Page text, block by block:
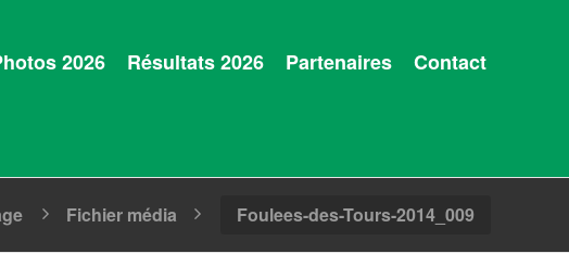
2026 Résultats 2026 Partenaires Contact
Fichier média Foulees-des-Tours-2014_009